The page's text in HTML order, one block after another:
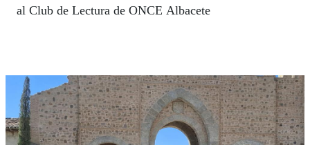
al Club de Lectura de ONCE Albacete